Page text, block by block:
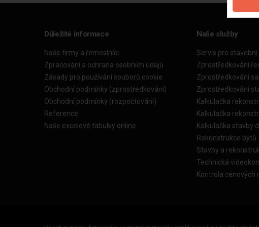
Důležité informace
Naše firmy a řemeslníci
Zpracování a ochrana osobních údajů
Zásady pro používání souborů cookie
Obchodní podmínky (zprostředkování)
Obchodní podmínky (rozpočtování)
Reference
Naše excelové tabulky online
Naše služby
Servis pro
Zprostředkování
Zprostředkování
Zprostředkování
Kalkulačka
Kalkulačka
Kalkulačka stavby
Rekonstrukce bytů
Stavby a
Technická
Kontrola cenových